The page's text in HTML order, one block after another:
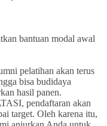
bantuan modal awal
pelatihan akan terus
bisa budidaya
hasil panen.
pendaftaran akan
target. Oleh karena itu,